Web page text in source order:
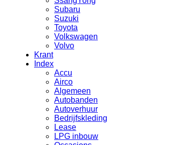
Subaru
Suzuki
Toyota
Volkswagen
Volvo
Krant
Index
Accu
Airco
Algemeen
Autobanden
Autoverhuur
Bedrijfskleding
Lease
LPG inbouw